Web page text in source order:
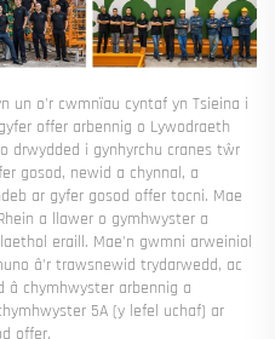
un o'r cwmnïau cyntaf yn Tsieina i
offer arbennig o Lywodraeth
drwydded i gynhyrchu cranes tŵr
gosod, newid a chynnal, a
ar gyfer gosod offer tocni. Mae
a llawer o gymhwyster a
eraill. Mae'n gwmni arweiniol
â'r trawsnewid trydarwedd, ac
â chymhwyster arbennig a
5A (y lefel uchaf) ar
offer.